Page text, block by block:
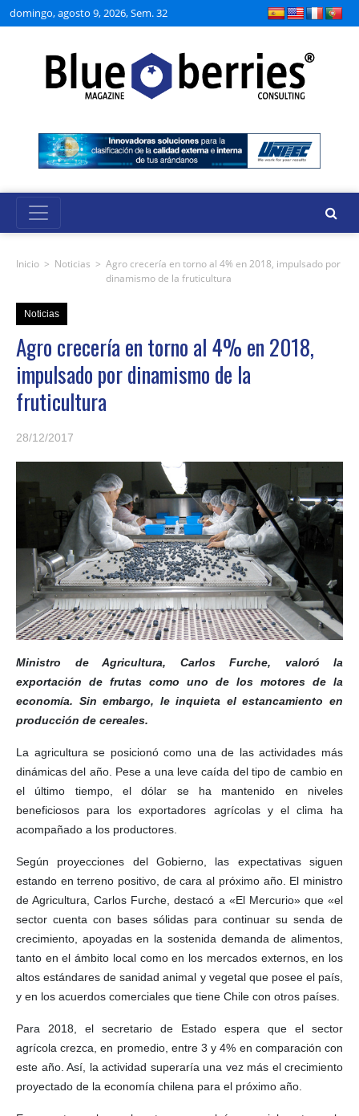
domingo, agosto 9, 2026, Sem. 32
Inicio > Noticias > Agro crecería en torno al 4% en 2018, impulsado por
dinamismo de la fruticultura
Noticias
Agro crecería en torno al 4% en 2018,
impulsado por dinamismo de la
fruticultura
28/12/2017
Ministro de Agricultura, Carlos Furche, valoró la
exportación de frutas como uno de los motores de la
economía. Sin embargo, le inquieta el estancamiento en
producción de cereales.
La agricultura se posicionó como una de las actividades más
dinámicas del año. Pese a una leve caída del tipo de cambio en
el último tiempo, el dólar se ha mantenido en niveles
beneficiosos para los exportadores agrícolas y el clima ha
acompañado a los productores.
Según proyecciones del Gobierno, las expectativas siguen
estando en terreno positivo, de cara al próximo año. El ministro
de Agricultura, Carlos Furche, destacó a «El Mercurio» que «el
sector cuenta con bases sólidas para continuar su senda de
crecimiento, apoyadas en la sostenida demanda de alimentos,
tanto en el ámbito local como en los mercados externos, en los
altos estándares de sanidad animal y vegetal que posee el país,
y en los acuerdos comerciales que tiene Chile con otros países.
Para 2018, el secretario de Estado espera que el sector
agrícola crezca, en promedio, entre 3 y 4% en comparación con
este año. Así, la actividad superaría una vez más el crecimiento
proyectado de la economía chilena para el próximo año.